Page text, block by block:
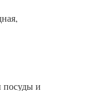
посуды и